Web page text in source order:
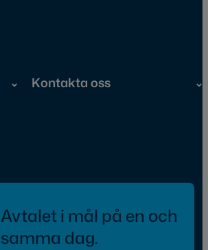
Kontakta oss
Avtalet i mål på en och
samma dag.